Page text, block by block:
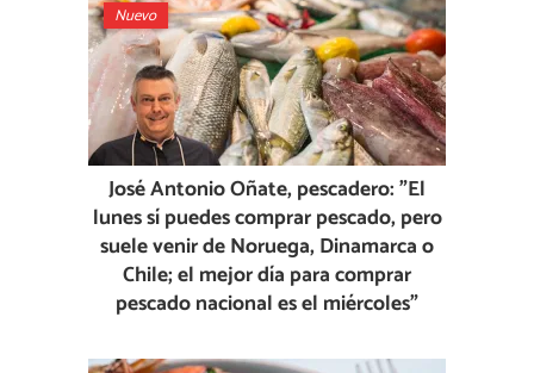
Nuevo
José Antonio Oñate, pescadero: "El
lunes sí puedes comprar pescado, pero
suele venir de Noruega, Dinamarca o
Chile; el mejor día para comprar
pescado nacional es el miércoles"